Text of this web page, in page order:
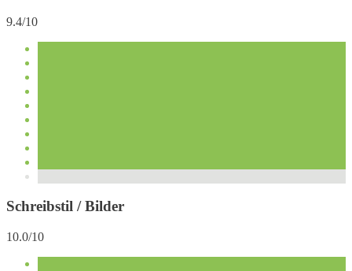
9.4/10
Schreibstil / Bilder
10.0/10